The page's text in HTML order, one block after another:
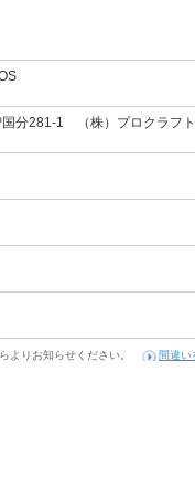
国分281-1 （株）プロクラフ
よりお知らせください。 間違い